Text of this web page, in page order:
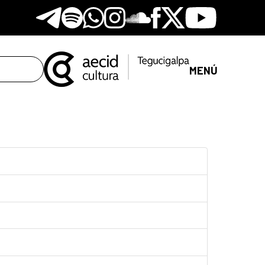
Telegram
SpotifyWhatsapp
Instagram
Soundclore
Facebook
X Youtube
MENÚ